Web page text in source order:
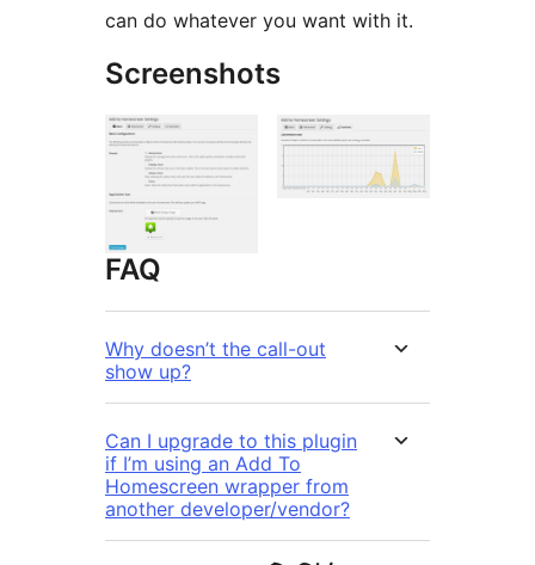
can do whatever you want with it.
Screenshots
FAQ
Why doesn’t the call-out
show up?
Can I upgrade to this plugin
if I’m using an Add To
Homescreen wrapper from
another developer/vendor?